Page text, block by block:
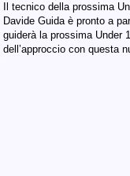
Il tecnico della prossima
Davide Guida è pronto a
guiderà la prossima Under
dell’approccio con questa